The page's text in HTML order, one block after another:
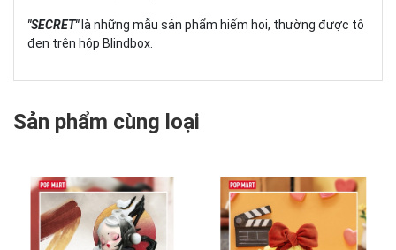
"SECRET"là những mẫu sản phẩm hiếm hoi, thường được tô
đen trên hộp Blindbox.
Sản phẩm cùng loại